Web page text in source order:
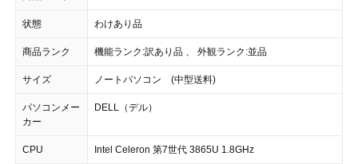
状態 わけあり品
商品ランク 機能ランク:訳あり品 、 外観ランク:並品
サイズ ノートパソコン (中型送料)
パソコンメー
カー
DELL（デル）
CPU Intel Celeron 第7世代 3865U 1.8GHz